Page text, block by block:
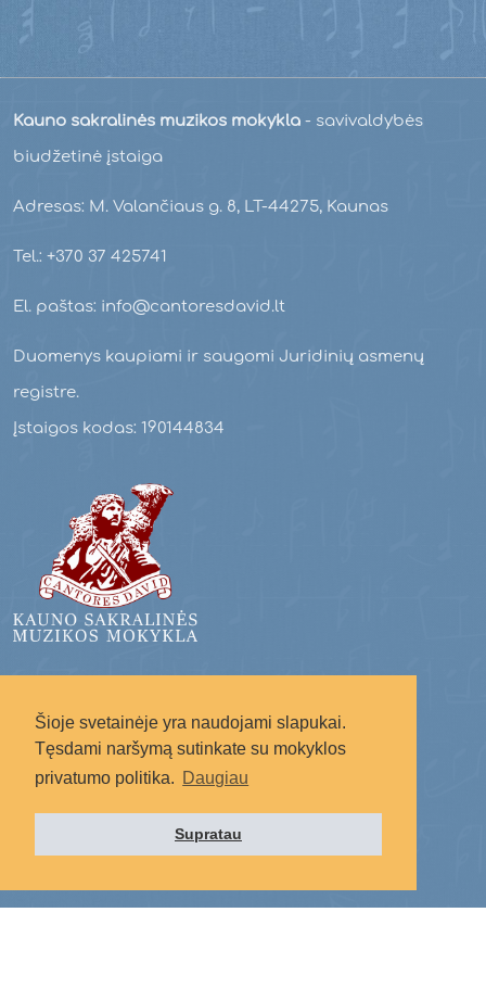
Šioje svetainėje yra naudojami slapukai.
Tęsdami naršymą sutinkate su mokyklos
privatumo politika. Daugiau
Supratau
Kauno sakralinės muzikos mokykla - savivaldybės
biudžetinė įstaiga
Adresas: M. Valančiaus g. 8, LT-44275, Kaunas
Tel.: +370 37 425741
El. paštas: info@cantoresdavid.lt
Duomenys kaupiami ir saugomi Juridinių asmenų
registre.
Įstaigos kodas: 190144834
Radote svetainėje netikslumų?
Rašykite į: svetaine.ksmm@gmail.com